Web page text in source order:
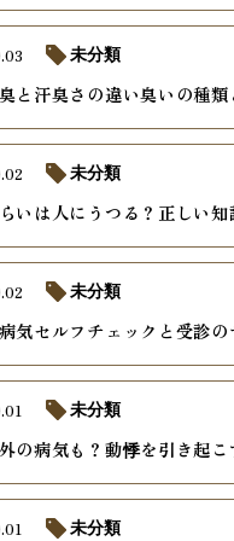
と汗臭さの違い臭いの種
未分類
いは人にうつる？正しい
未分類
気セルフチェックと受診の
未分類
の病気も？動悸を引き起こ
未分類
未分類